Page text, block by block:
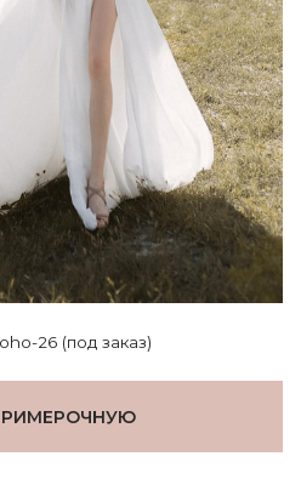
26 (под заказ)